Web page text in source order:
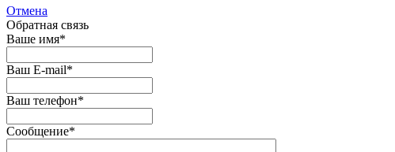
Отмена
Обратная связь
Ваше имя*
Ваш E-mail*
Ваш телефон*
Сообщение*